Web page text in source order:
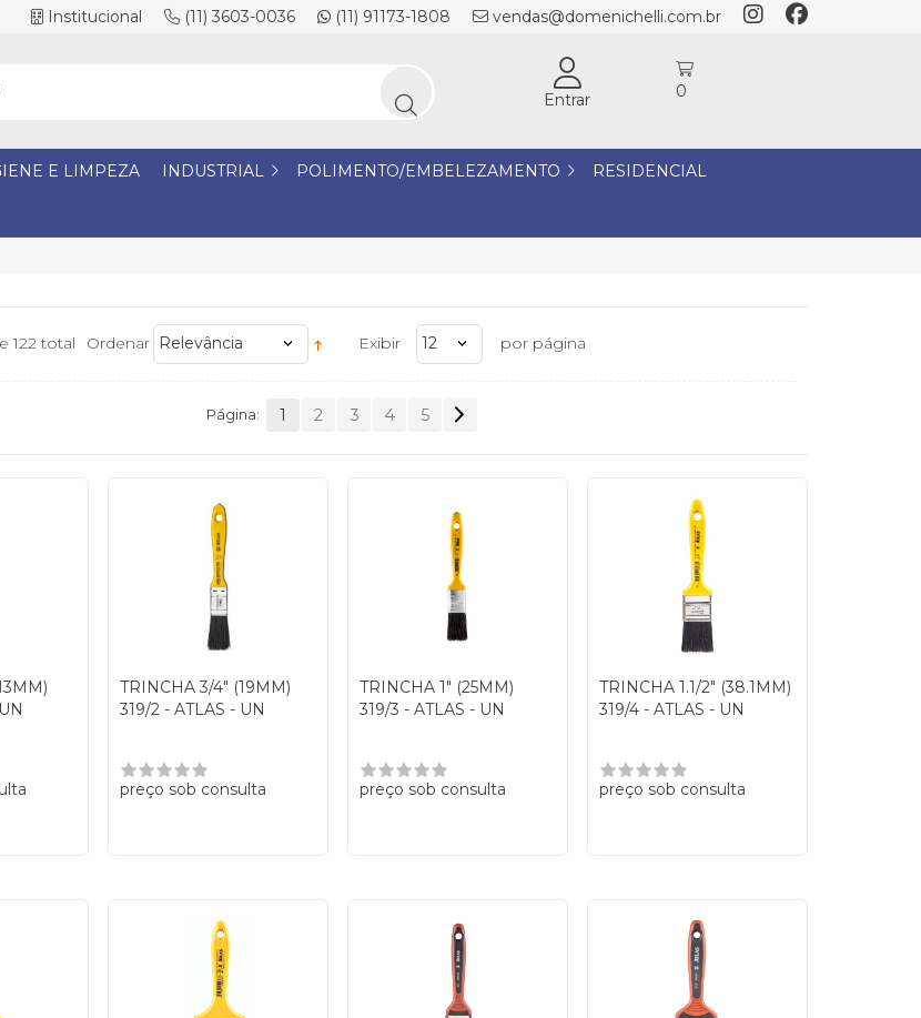
Institucional (11) 3603-0036 (11) 91173-1808 vendas@domenichelli.com.br
Entrar 0
E LIMPEZA INDUSTRIAL POLIMENTO/EMBELEZAMENTO RESIDENCIAL
122 total Ordenar Relevância Exibir 12 por página
Página: 1 2 3 4 5
TRINCHA 3/4" (19MM)
319/2 - ATLAS - UN
preço sob consulta
TRINCHA 1" (25MM)
319/3 - ATLAS - UN
preço sob consulta
TRINCHA 1.1/2" (38.1MM)
319/4 - ATLAS - UN
preço sob consulta